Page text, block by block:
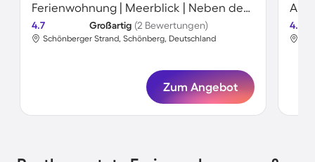
Ferienwohnung | Meerblick | Neben dem Strand
4.7 Großartig (2 Bewertungen)
Schönberger Strand, Schönberg, Deutschland
Zum Angebot
4.6